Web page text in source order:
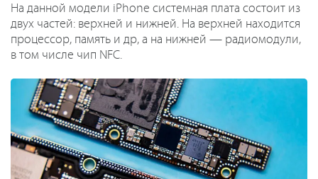
На данной модели iPhone системная плата состоит из
двух частей: верхней и нижней. На верхней находится
процессор, память и др, а на нижней — радиомодули,
в том числе чип NFC.